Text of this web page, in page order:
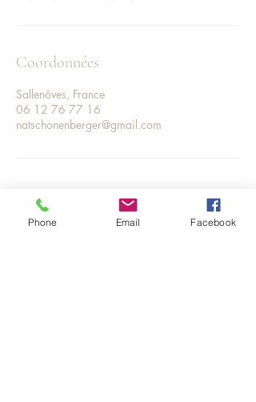
Coordonnées
Sallenôves, France
06 12 76 77 16
natschonenberger@gmail.com
Phone Email Facebook